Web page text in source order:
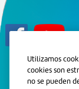
© 2024 Grupo
Utilizamos
cookies son
no se pueden